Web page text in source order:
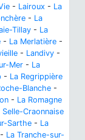
- Lairoux - La
- La
Tillay - La
- La Merlatière -
- Landivy -
Mer - La
- La Regrippière
Blanche -
- La Romagne
Selle-Craonnaise
Sarthe - La
- La Tranche-sur-